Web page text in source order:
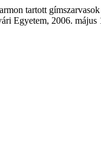
tartott
Egyetem, 2006.